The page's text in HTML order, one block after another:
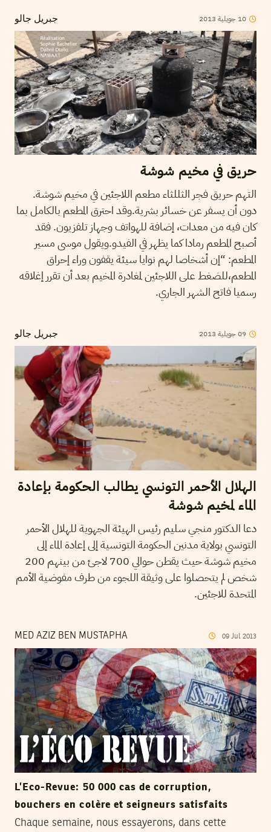
جبريل جالو 10 جويلية 2013
حريق في مخيم شوشة
التهم حريق فجر الثللثاء مطعم اللاجئين في مخيم شوشة.
دون أن يسفر عن خسائر بشرية.وقد احترق المطعم بالكامل بما
كان فيه من معدات، إضافة للهواتف وجهاز تلفزيون. فقد
أصبح المطعم رمادا كما يظهر في الفيدو.ويقول موسى مسير
المطعم: “إن أشخاصا لهم نوايا سيئة يقفون وراء إحراق
المطعم،للضغط على اللاجئين لمغادرة المخيم بعد أن تقرر إغلاقه
رسميا فاتح الشهر الجاري.
جبريل جالو 09جويلية 2013
الهلال الأحمر التونسي يطالب الحكومة بإعادة
الماء لمخيم شوشة
دعا الدكتور منجي سليم رئيس الهيئة الجهوية للهلال الأحمر
التونسي بولاية مدنين الحكومة التونسية إلى إعادة الماء إلى
مخيم شوشة حيث يقطن حوالي 700 لاجئ من بينهم 200
شخص لم يتحصلوا على وثيقة اللجوء من طرف مفوضية الأمم
المتحدة للاجئين.
MED AZIZ BEN MUSTAPHA 09 Jul 2013
L’Eco-Revue: 50 000 cas de corruption,
bouchers en colère et seigneurs satisfaits
Chaque semaine, nous essayerons, dans cette